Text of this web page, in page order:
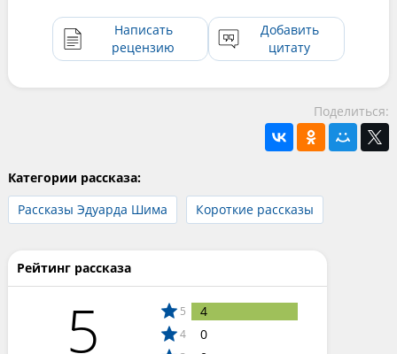
Написать
рецензию
Добавить
цитату
Поделиться:
Категории рассказа:
Рассказы Эдуарда Шима
Короткие рассказы
Рейтинг рассказа
5 5 4
4 0